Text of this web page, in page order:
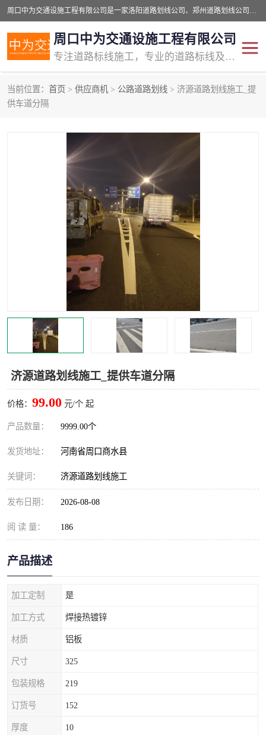
周口中为交通设施工程有限公司是一家洛阳道路划线公司、郑州道路划线公司、平顶山道路车位划线公司、开封车位划线公司、许昌道路车位划线公司、漯河道路车位划线公司，公司始终坚持“诚信、匠心、专注”的宗旨；我们的经营理念是：的服务。
周口中为交通设施工程有限公司
专注道路标线施工，专业的道路标线及交通设施施工服务商!
当前位置： 首页 > 供应商机 > 公路道路划线 > 济源道路划线施工_提
供车道分隔
济源道路划线施工_提供车道分隔
价格： 99.00 元/个 起
产品数量： 9999.00个
发货地址： 河南省周口商水县
关键词： 济源道路划线施工
发布日期： 2026-08-08
阅 读 量： 186
产品描述
加工定制 是
加工方式 焊接热镀锌
材质 铝板
尺寸 325
包装规格 219
订货号 152
厚度 10
交通道路标线
道路标线划线 马路标线
道路划线